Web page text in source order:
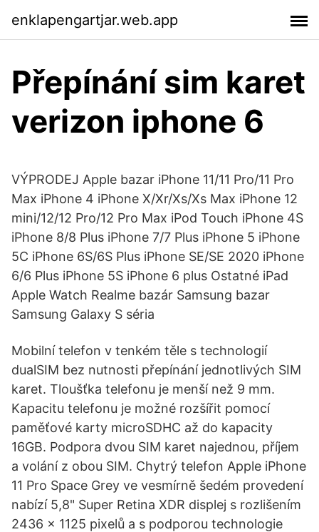
enklapengartjar.web.app
Přepínání sim karet
verizon iphone 6
VÝPRODEJ Apple bazar iPhone 11/11 Pro/11 Pro
Max iPhone 4 iPhone X/Xr/Xs/Xs Max iPhone 12
mini/12/12 Pro/12 Pro Max iPod Touch iPhone 4S
iPhone 8/8 Plus iPhone 7/7 Plus iPhone 5 iPhone
5C iPhone 6S/6S Plus iPhone SE/SE 2020 iPhone
6/6 Plus iPhone 5S iPhone 6 plus Ostatné iPad
Apple Watch Realme bazár Samsung bazar
Samsung Galaxy S séria
Mobilní telefon v tenkém těle s technologií
dualSIM bez nutnosti přepínání jednotlivých SIM
karet. Tloušťka telefonu je menší než 9 mm.
Kapacitu telefonu je možné rozšířit pomocí
paměťové karty microSDHC až do kapacity
16GB. Podpora dvou SIM karet najednou, příjem
a volání z obou SIM. Chytrý telefon Apple iPhone
11 Pro Space Grey ve vesmírně šedém provedení
nabízí 5,8" Super Retina XDR displej s rozlišením
2436 x 1125 pixelů a s podporou technologie